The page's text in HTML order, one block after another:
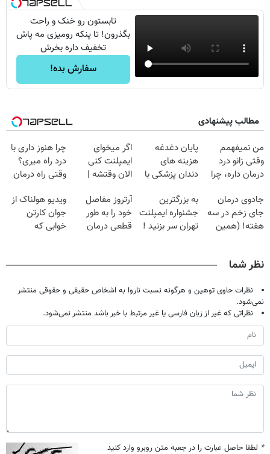
تابستون رو خنک و راحت
بگذرون! تا پنکه رومیزی مه پاش
تخفیف داره بخرش
سفارش بده!
مطالب پیشنهادی
من نمیفهمم
وقتی زانو درد
درمان داره، چرا
تحمل میکنی؟❗
پایان دغدغه
هزینه های
دندان پزشکی با
خانگی
اگر میخوای
ایمپلنت کنی
الان وقتشه |
میلیون تومان!!!
چرا هنوز داری با
درد راه میری؟
وقتی راه درمان
جادوی درمان
جای زخم در سه
هفته! (همین
به بزرگترین
جشنواره ایمپلنت
تهران سر بزنید !
آرتروز مفاصل
خود را به طور
قطعی درمان
ویدیو هولناک از
جوان کارتن
خوابی که
نظر شما
نظرات حاوی توهین و هرگونه نسبت ناروا به اشخاص حقیقی و حقوقی منتشر
نمی‌شود.
نظراتی که غیر از زبان فارسی یا غیر مرتبط با خبر باشد منتشر نمی‌شود.
* لطفا حاصل عبارت را در جعبه متن روبرو وارد کنید